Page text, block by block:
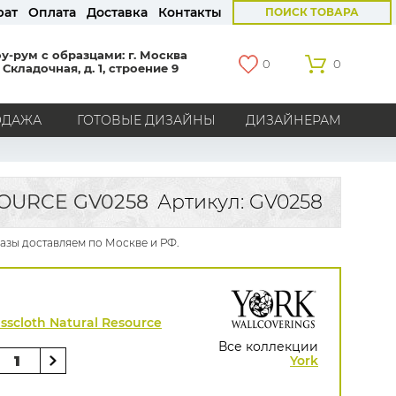
Оплата Доставка Контакты ПОИСК ТОВАРА
рум с образцами: г. Москва
Складочная, д. 1, строение 9
0 0
ГОТОВЫЕ ДИЗАЙНЫ ДИЗАЙНЕРАМ
Америка
Англия Бельгия
Германия
Голландия
Италия Россия Все страны
Aura
York
Khroma
Andrea Rossi
Bernardo Bartalucci
Zambaiti
AS Creation
Hygge Roll
GV0258 Артикул: GV0258
доставляем по Москве и РФ.
Все коллекции
York
Natural Resource